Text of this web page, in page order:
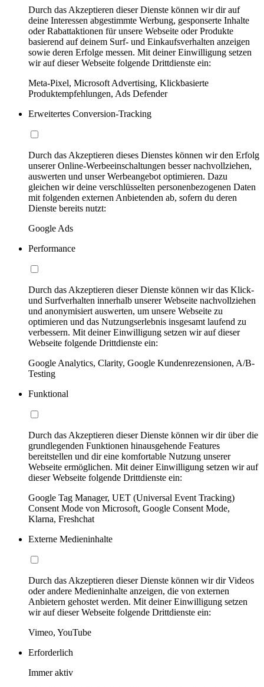
Durch das Akzeptieren dieser Dienste können wir dir auf
deine Interessen abgestimmte Werbung, gesponserte Inhalte
oder Rabattaktionen für unsere Webseite oder Produkte
basierend auf deinem Surf- und Einkaufsverhalten anzeigen
sowie deren Erfolge messen. Mit deiner Einwilligung setzen
wir auf dieser Webseite folgende Drittdienste ein:
Meta-Pixel, Microsoft Advertising, Klickbasierte
Produktempfehlungen, Ads Defender
Erweitertes Conversion-Tracking
Durch das Akzeptieren dieses Dienstes können wir den Erfolg
unserer Online-Werbeeinschaltungen besser nachvollziehen,
auswerten und unser Werbeangebot optimieren. Dazu
gleichen wir deine verschlüsselten personenbezogenen Daten
mit folgenden externen Anbietenden ab, sofern du deren
Dienste bereits nutzt:
Google Ads
Performance
Durch das Akzeptieren dieser Dienste können wir das Klick-
und Surfverhalten innerhalb unserer Webseite nachvollziehen
und anonymisiert auswerten, um unsere Webseite zu
optimieren und das Nutzungserlebnis insgesamt laufend zu
verbessern. Mit deiner Einwilligung setzen wir auf dieser
Webseite folgende Drittdienste ein:
Google Analytics, Clarity, Google Kundenrezensionen, A/B-
Testing
Funktional
Durch das Akzeptieren dieser Dienste können wir dir über die
grundlegenden Funktionen hinausgehende Features
bereitstellen und dir eine komfortable Nutzung unserer
Webseite ermöglichen. Mit deiner Einwilligung setzen wir auf
dieser Webseite folgende Drittdienste ein:
Google Tag Manager, UET (Universal Event Tracking)
Consent Mode von Microsoft, Google Consent Mode,
Klarna, Freshchat
Externe Medieninhalte
Durch das Akzeptieren dieser Dienste können wir dir Videos
oder andere Medieninhalte anzeigen, die von externen
Anbietern gehostet werden. Mit deiner Einwilligung setzen
wir auf dieser Webseite folgende Drittdienste ein:
Vimeo, YouTube
Erforderlich
Immer aktiv